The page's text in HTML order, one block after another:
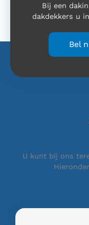
Bij een
dakdekkers u
Bel
U kunt bij ons